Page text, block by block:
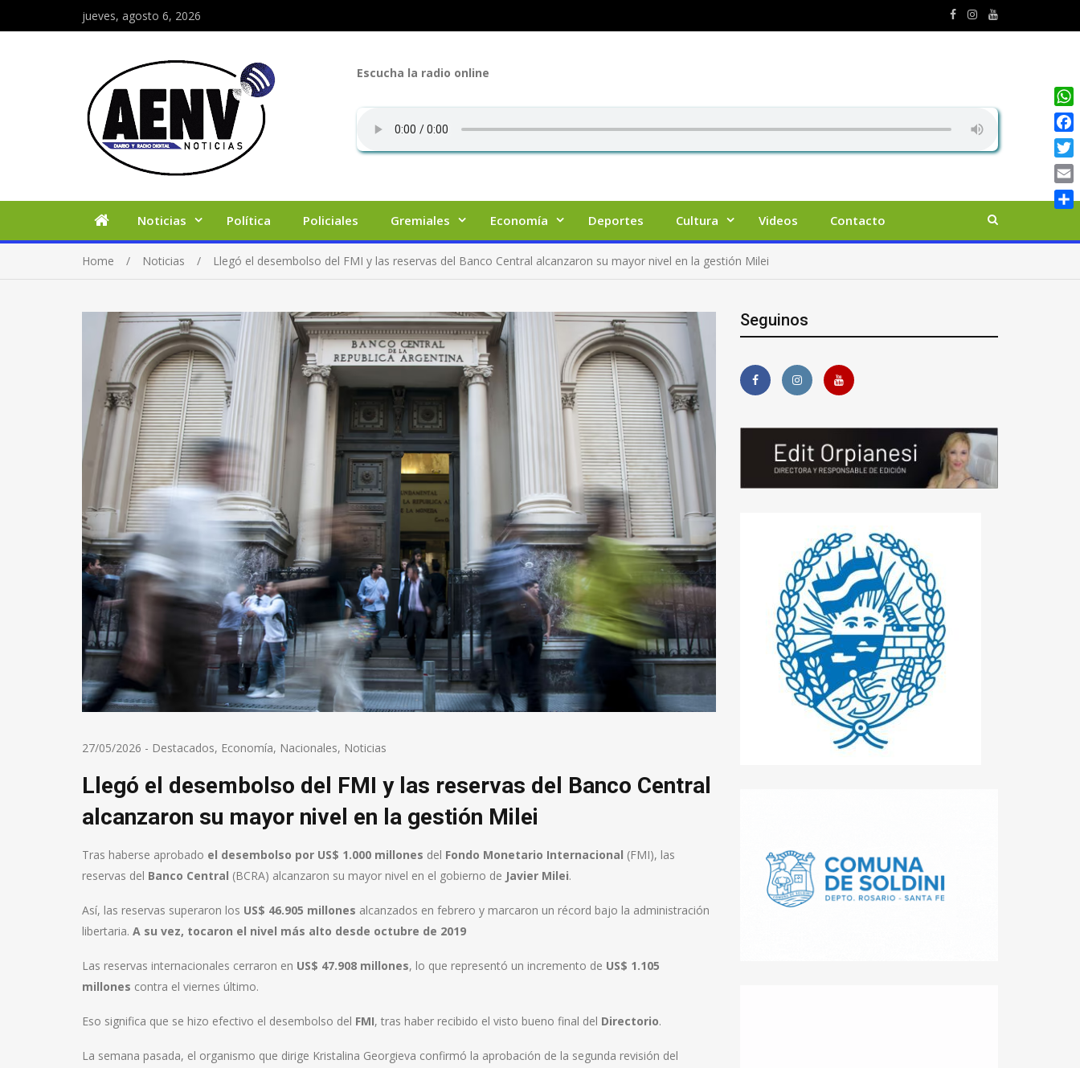
jueves, agosto 6, 2026
Escucha la radio online
Noticias Política Policiales Gremiales Economía Deportes Cultura Videos Contacto
Home Noticias Llegó el desembolso del FMI y las reservas del Banco Central alcanzaron su mayor nivel en la gestión Milei
27/05/2026 - Destacados, Economía, Nacionales, Noticias
Llegó el desembolso del FMI y las reservas del Banco Central
alcanzaron su mayor nivel en la gestión Milei
Tras haberse aprobado el desembolso por US$ 1.000 millones del Fondo Monetario Internacional (FMI), las
reservas del Banco Central (BCRA) alcanzaron su mayor nivel en el gobierno de Javier Milei.
Así, las reservas superaron los US$ 46.905 millones alcanzados en febrero y marcaron un récord bajo la administración
libertaria. A su vez, tocaron el nivel más alto desde octubre de 2019
Las reservas internacionales cerraron en US$ 47.908 millones, lo que representó un incremento de US$ 1.105
millones contra el viernes último.
Eso significa que se hizo efectivo el desembolso del FMI, tras haber recibido el visto bueno final del Directorio.
La semana pasada, el organismo que dirige Kristalina Georgieva confirmó la aprobación de la segunda revisión del
Seguinos